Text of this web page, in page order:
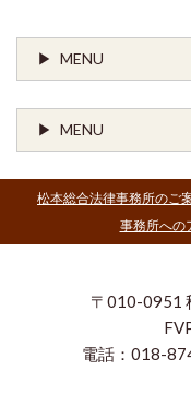
MENU
MENU
松本総合法律事務所のご
事務所への
〒010-0951
電話：018-